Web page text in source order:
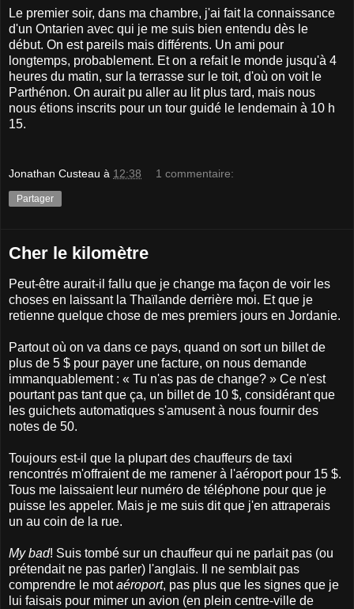
Le premier soir, dans ma chambre, j'ai fait la connaissance
d'un Ontarien avec qui je me suis bien entendu dès le
début. On est pareils mais différents. Un ami pour
longtemps, probablement. Et on a refait le monde jusqu'à 4
heures du matin, sur la terrasse sur le toit, d'où on voit le
Parthénon. On aurait pu aller au lit plus tard, mais nous
nous étions inscrits pour un tour guidé le lendemain à 10 h
15.
Jonathan Custeau à 12:38 1 commentaire:
Partager
Cher le kilomètre
Peut-être aurait-il fallu que je change ma façon de voir les
choses en laissant la Thaïlande derrière moi. Et que je
retienne quelque chose de mes premiers jours en Jordanie.
Partout où on va dans ce pays, quand on sort un billet de
plus de 5 $ pour payer une facture, on nous demande
immanquablement : « Tu n'as pas de change? » Ce n'est
pourtant pas tant que ça, un billet de 10 $, considérant que
les guichets automatiques s'amusent à nous fournir des
notes de 50.
Toujours est-il que la plupart des chauffeurs de taxi
rencontrés m'offraient de me ramener à l'aéroport pour 15 $.
Tous me laissaient leur numéro de téléphone pour que je
puisse les appeler. Mais je me suis dit que j'en attraperais
un au coin de la rue.
My bad! Suis tombé sur un chauffeur qui ne parlait pas (ou
prétendait ne pas parler) l'anglais. Il ne semblait pas
comprendre le motaéroport, pas plus que les signes que je
lui faisais pour mimer un avion (en plein centre-ville de